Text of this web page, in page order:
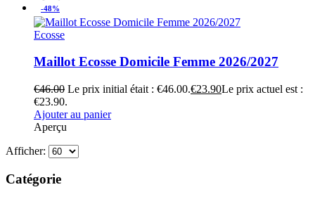
-48%
Ecosse
Maillot Ecosse Domicile Femme 2026/2027
€46.00 Le prix initial était : €46.00.€23.90Le prix actuel est :
€23.90.
Ajouter au panier
Aperçu
Afficher:
Catégorie